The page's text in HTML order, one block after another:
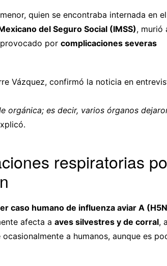
quien se encontraba internada en el
del Seguro Social (IMSS), murió
por complicaciones severas
Vázquez, confirmó la noticia en
orgánica; es decir, varios órganos
respiratorias
caso humano de influenza aviar A
afecta a aves silvestres y de corral,
a humanos, aunque es